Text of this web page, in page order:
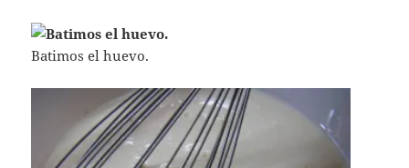
Batimos el huevo.